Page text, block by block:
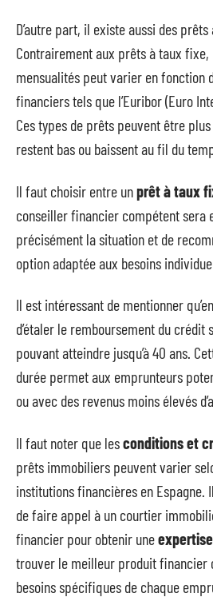
D’autre part, il existe aussi des
Contrairement aux prêts à taux fixe,
mensualités peut varier en fonction
financiers tels que l’Euribor (Euro
Ces types de prêts peuvent être
restent bas ou baissent au fil du
Il faut choisir entre unprêt à taux
conseiller financier compétent sera
précisément la situation et de
option adaptée aux besoins
Il est intéressant de mentionner
d’étaler le remboursement du crédit
pouvant atteindre jusqu’à 40 ans.
durée permet aux emprunteurs
ou avec des revenus moins élevés
Il faut noter que lesconditions et
prêts immobiliers peuvent varier
institutions financières en Espagne.
de faire appel à un courtier
financier pour obtenir une
trouver le meilleur produit financier
besoins spécifiques de chaque